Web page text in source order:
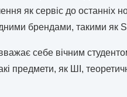
як сервіс до останніх
брендами, такими як
себе вічним
предмети, як ШІ,